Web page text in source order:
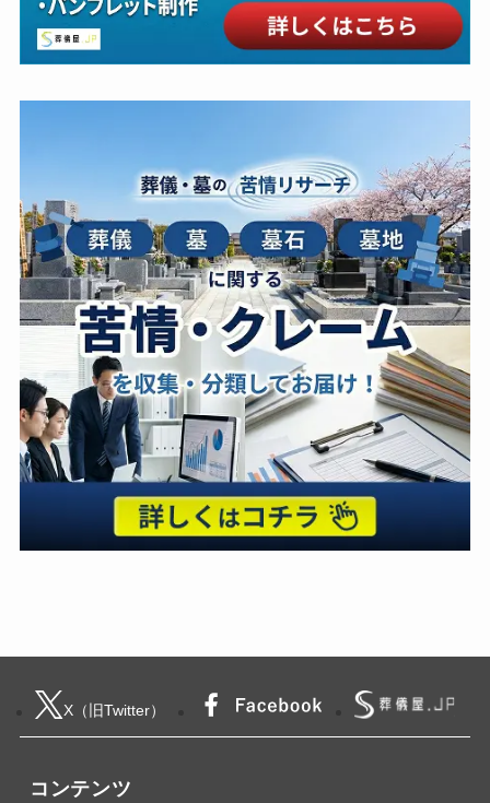
X（旧Twitter）
コンテンツ